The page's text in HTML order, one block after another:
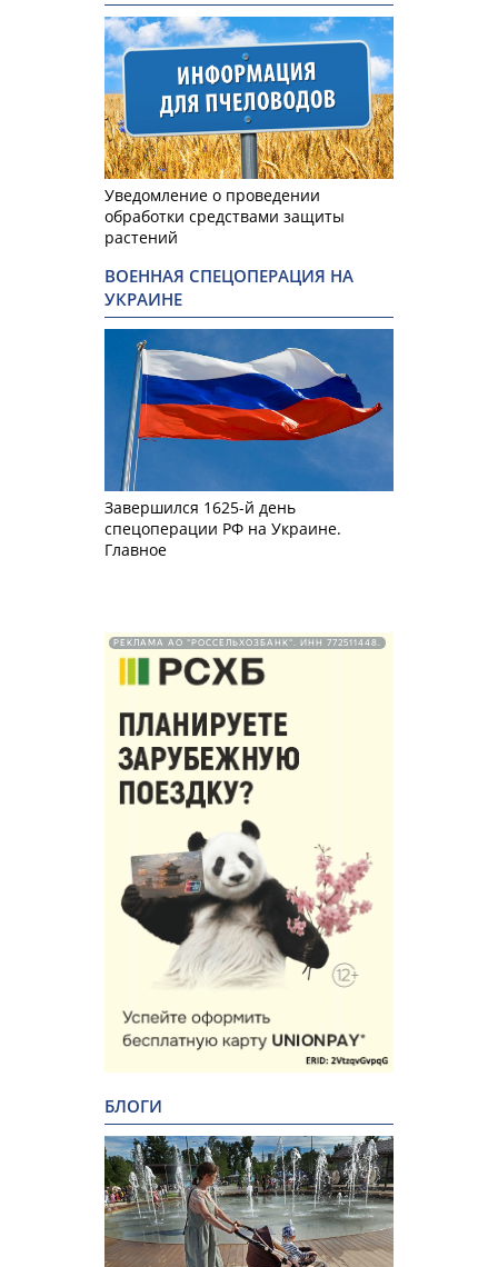
Уведомление о проведении
обработки средствами защиты
растений
ВОЕННАЯ СПЕЦОПЕРАЦИЯ НА
УКРАИНЕ
Завершился 1625-й день
спецоперации РФ на Украине.
Главное
РЕКЛАМА АО "РОССЕЛЬХОЗБАНК". ИНН 772511448.
БЛОГИ